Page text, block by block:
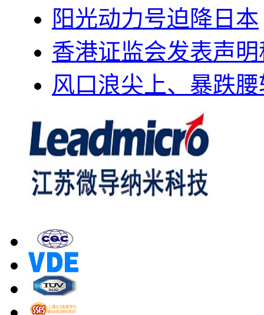
阳光动力号迫降日本
香港证监会发表声
风口浪尖上、暴跌